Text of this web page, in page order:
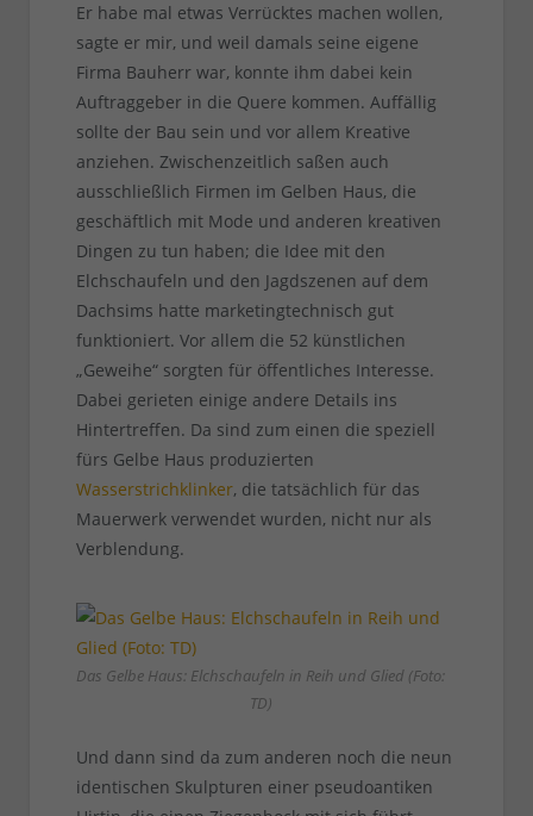
Er habe mal etwas Verrücktes machen wollen,
sagte er mir, und weil damals seine eigene
Firma Bauherr war, konnte ihm dabei kein
Auftraggeber in die Quere kommen. Auffällig
sollte der Bau sein und vor allem Kreative
anziehen. Zwischenzeitlich saßen auch
ausschließlich Firmen im Gelben Haus, die
geschäftlich mit Mode und anderen kreativen
Dingen zu tun haben; die Idee mit den
Elchschaufeln und den Jagdszenen auf dem
Dachsims hatte marketingtechnisch gut
funktioniert. Vor allem die 52 künstlichen
„Geweihe“ sorgten für öffentliches Interesse.
Dabei gerieten einige andere Details ins
Hintertreffen. Da sind zum einen die speziell
fürs Gelbe Haus produzierten
Wasserstrichklinker, die tatsächlich für das
Mauerwerk verwendet wurden, nicht nur als
Verblendung.
Das Gelbe Haus: Elchschaufeln in Reih und Glied (Foto:
TD)
Und dann sind da zum anderen noch die neun
identischen Skulpturen einer pseudoantiken